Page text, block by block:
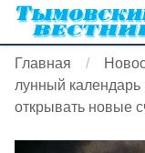
Главная
лунный календарь
открывать новые